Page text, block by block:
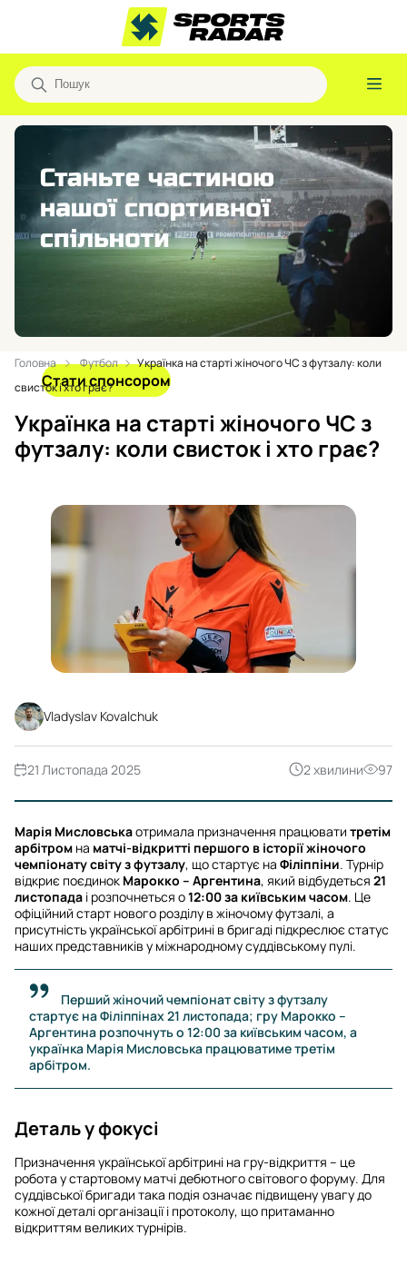
Стати спонсором
Головна Футбол
Українка на старті жіночого ЧС з футзалу: коли
свисток і хто грає?
Українка на старті жіночого ЧС з
футзалу: коли свисток і хто грає?
Vladyslav Kovalchuk
2 хвилини 97
21 Листопада 2025
Марія Мисловськаотримала призначення працювати третім
арбітром на матчі-відкритті першого в історії жіночого
чемпіонату світу з футзалу, що стартує на Філіппіни. Турнір
відкриє поєдинок Марокко – Аргентина, який відбудеться 21
листопада і розпочнеться о12:00 за київським часом. Це
офіційний старт нового розділу в жіночому футзалі, а
присутність української арбітрині в бригаді підкреслює статус
наших представників у міжнародному суддівському пулі.
Перший жіночий чемпіонат світу з футзалу
стартує на Філіппінах 21 листопада; гру Марокко –
Аргентина розпочнуть о 12:00 за київським часом, а
українка Марія Мисловська працюватиме третім
арбітром.
Деталь у фокусі
Призначення української арбітрині на гру-відкриття – це
робота у стартовому матчі дебютного світового форуму. Для
суддівської бригади така подія означає підвищену увагу до
кожної деталі організації і протоколу, що притаманно
відкриттям великих турнірів.